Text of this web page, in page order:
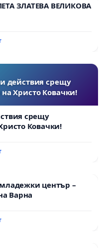
ЗЛАТЕВА ВЕЛИКОВА
действия срещу
Христо Ковачки!
срещу
Ковачки!
център –
Варна